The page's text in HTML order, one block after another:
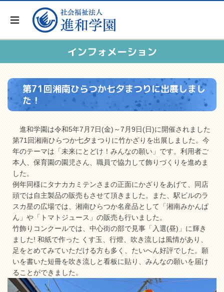
インフォメーション
第71回湘南ひらつか七夕まつりに出展しまし
た！
進和学園は令和5年7月7日(金)～7月9日(日)に開催されました
第71回湘南ひらつか七夕まつりに竹かざりを出展しました。今
年のテーマは「未来にとどけ！みんなの願い」です。利用者ご
本人、保育園の園児さん、職員で協力して飾りづくりを進めま
した。
例年同様にタナカカミテンさまの正面にかざりをあげて、同店
頭では自主製品の販売もさせて頂きました。また、駅ビルのラ
スカ星の広場では、湘南ひらつか名産品として「湘南みかんぱ
ん」や「トマトジュース」の販売も行いました。
竹飾りコンクールでは、中心街の部で見事「入選(昼)」に輝き
ました! 和紙で作った くす玉、行燈、吹き流しは風情があり、
足をとめてみていただける方も多く、たいへん好評でした。願
いを書いた短冊を吹き流しと看板に貼り、みんなの願いを届け
ることができました。